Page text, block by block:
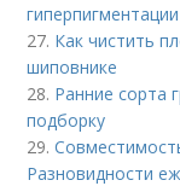
27. Как чистить
шиповнике
28. Ранние сорта
подборку
29.
Разновидности